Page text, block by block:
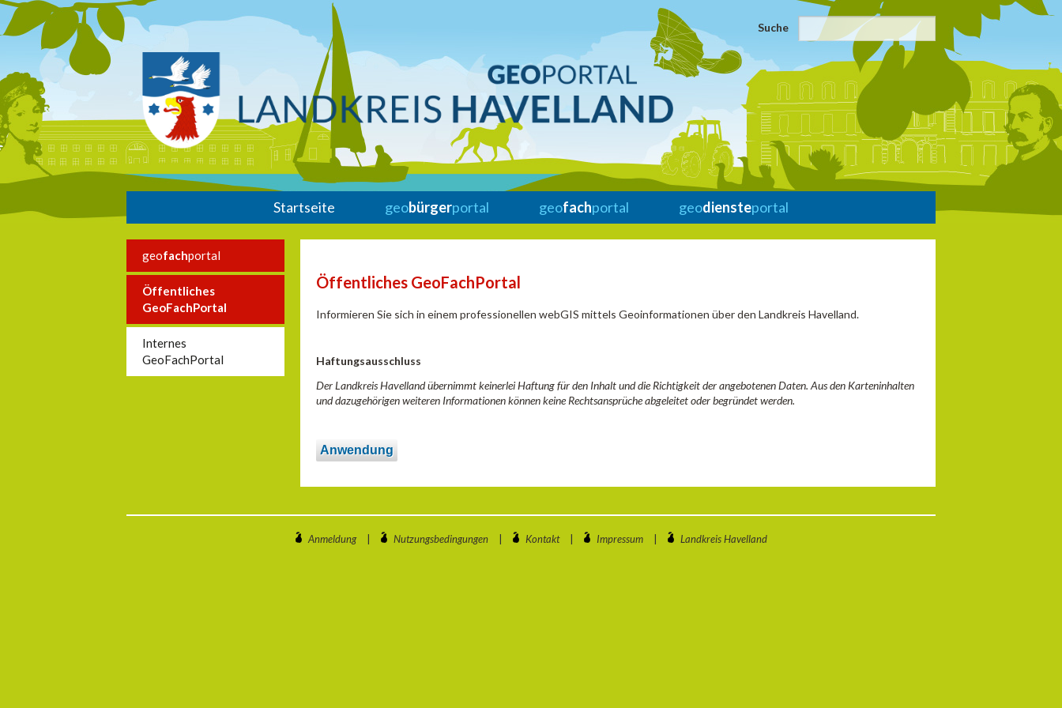
Suche
Startseite geobürgerportal geofachportal geodiensteportal
geofachportal
Öffentliches
GeoFachPortal
Internes
GeoFachPortal
Öffentliches GeoFachPortal
Informieren Sie sich in einem professionellen webGIS mittels Geoinformationen über den Landkreis Havelland.
Haftungsausschluss
Der Landkreis Havelland übernimmt keinerlei Haftung für den Inhalt und die Richtigkeit der angebotenen Daten. Aus den Karteninhalten
und dazugehörigen weiteren Informationen können keine Rechtsansprüche abgeleitet oder begründet werden.
Anwendung
Anmeldung Nutzungsbedingungen Kontakt Impressum Landkreis Havelland